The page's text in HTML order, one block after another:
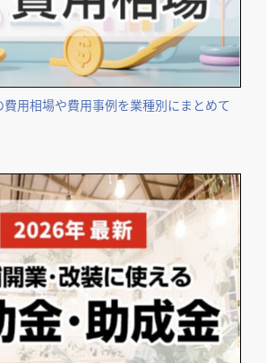
テーマ別に独自集計したランキングを公
用相場や費用事例を業種別にまとめて